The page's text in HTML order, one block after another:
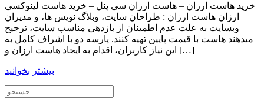
خرید هاست ارزان – هاست ارزان سی پنل – خرید هاست لینوکسی
ارزان هاست ارزان : طراحان سایت، وبلاگ نویس ها، و مدیران
وبسایت به علت عدم اطمینان از بازدهی مناسب سایت، ترجیح
میدهند هاست با قیمت پایین تهیه کنند. پارسه دو با اشراف کامل به
این نیاز کاربران، اقدام به ایجاد هاست ارزان و […]
بیشتر بخوانید